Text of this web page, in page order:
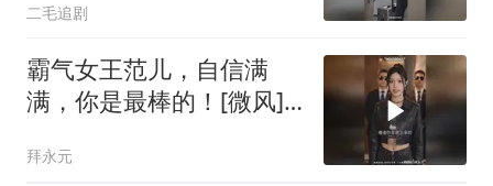
二毛追剧
霸气女王范儿，自信满
满，你是最棒的！[微风]
拜永元